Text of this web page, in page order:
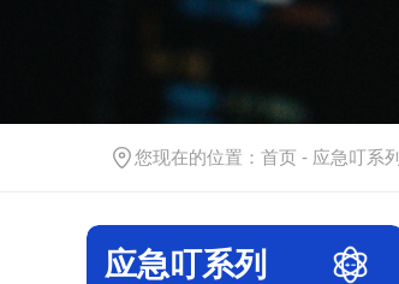
您现在的位置：首页 - 应急叮系列
应急叮系列